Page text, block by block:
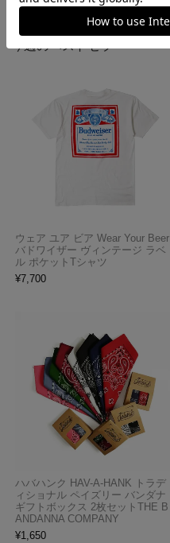
¥6,990
今週のベストセラー
ウェア ユア ビア Wear Your Beer
バドワイザー ヴィンテージ ラベ
ル ポケットTシャツ
¥7,700
ハバハンク HAV-A-HANK トラデ
ィショナル ペイズリー バンダナ
ギフトボックス 2枚セットTHE B
ANDANNA COMPANY
¥1,650